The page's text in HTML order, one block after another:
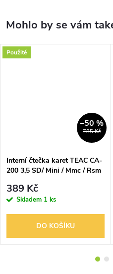
Použité
785 Kč
–50 %
Interní čtečka karet TEAC CA-
200 3,5 SD/ Mini / Mmc / Rsm
389 Kč
Skladem 1 ks
DO KOŠÍKU